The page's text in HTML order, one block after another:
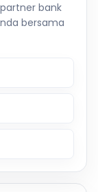
bank
bersama